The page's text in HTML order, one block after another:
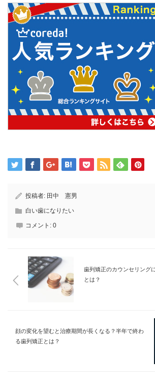
投稿者: 田中 憲男
白い歯になりたい
コメント: 0
歯列矯正のカウンセリング
とは？
顔の変化を望むと治療期間が長くなる？半年で終わ
る歯列矯正とは？